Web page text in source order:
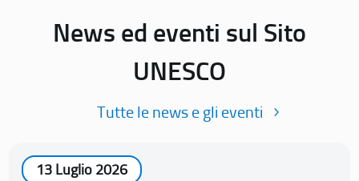
News ed eventi sul Sito
UNESCO
Tutte le news e gli eventi
13 Luglio 2026